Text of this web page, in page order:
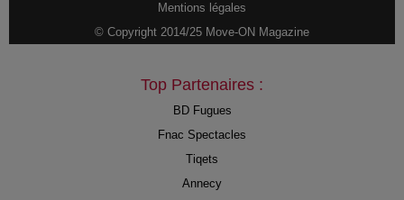
Mentions légales
© Copyright 2014/25 Move-ON Magazine
Top Partenaires :
BD Fugues
Fnac Spectacles
Tiqets
Annecy